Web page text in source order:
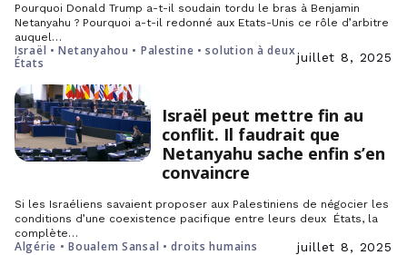
Pourquoi Donald Trump a-t-il soudain tordu le bras à Benjamin
Netanyahu ? Pourquoi a-t-il redonné aux Etats-Unis ce rôle d’arbitre
auquel…
Israël • Netanyahou • Palestine • solution à deux
États
juillet 8, 2025
Israël peut mettre fin au
conflit. Il faudrait que
Netanyahu sache enfin s’en
convaincre
Si les Israéliens savaient proposer aux Palestiniens de négocier les
conditions d’une coexistence pacifique entre leurs deux États, la
complète…
Algérie • Boualem Sansal • droits humains juillet 8, 2025